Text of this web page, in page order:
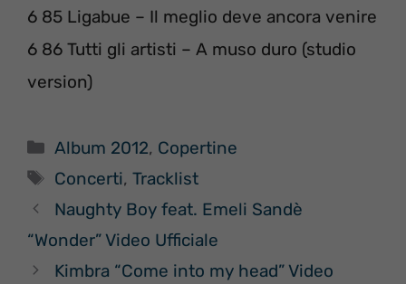
6 85 Ligabue – Il meglio deve ancora venire
6 86 Tutti gli artisti – A muso duro (studio
version)
Categorie
Album 2012, Copertine
Tag
Concerti,Tracklist
Naughty Boy feat. Emeli Sandè
“Wonder” Video Ufficiale
Kimbra “Come into my head” Video